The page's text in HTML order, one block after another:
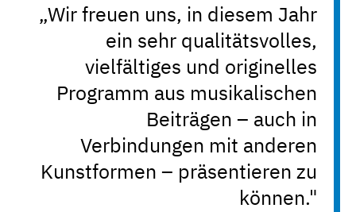
„Wir freuen uns, in diesem Jahr
ein sehr qualitätsvolles,
vielfältiges und originelles
Programm aus musikalischen
Beiträgen – auch in
Verbindungen mit anderen
Kunstformen – präsentieren zu
können."